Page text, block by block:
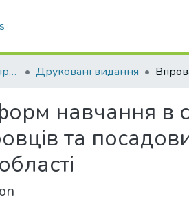
Кафедра публічного управління та адміністрування Друковані видання
навчання в
та